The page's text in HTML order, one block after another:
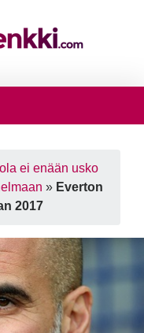
ei enään usko
» Everton
2017